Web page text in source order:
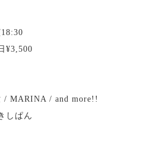
¥3,500
/ MARINA / and more!!
しぱん